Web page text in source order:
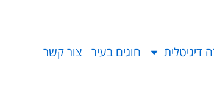
דיגיטלית חוגים בעיר צור קשר